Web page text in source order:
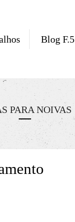
Blog F.5
PARA NOIVAS